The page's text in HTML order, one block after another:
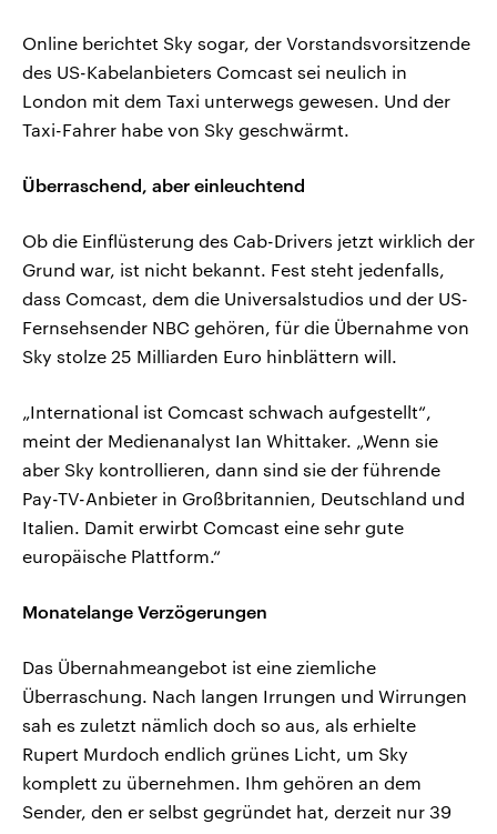
Online berichtet Sky sogar, der Vorstandsvorsitzende
des US-Kabelanbieters Comcast sei neulich in
London mit dem Taxi unterwegs gewesen. Und der
Taxi-Fahrer habe von Sky geschwärmt.
Überraschend, aber einleuchtend
Ob die Einflüsterung des Cab-Drivers jetzt wirklich der
Grund war, ist nicht bekannt. Fest steht jedenfalls,
dass Comcast, dem die Universalstudios und der US-
Fernsehsender NBC gehören, für die Übernahme von
Sky stolze 25 Milliarden Euro hinblättern will.
„International ist Comcast schwach aufgestellt“,
meint der Medienanalyst Ian Whittaker. „Wenn sie
aber Sky kontrollieren, dann sind sie der führende
Pay-TV-Anbieter in Großbritannien, Deutschland und
Italien. Damit erwirbt Comcast eine sehr gute
europäische Plattform.“
Monatelange Verzögerungen
Das Übernahmeangebot ist eine ziemliche
Überraschung. Nach langen Irrungen und Wirrungen
sah es zuletzt nämlich doch so aus, als erhielte
Rupert Murdoch endlich grünes Licht, um Sky
komplett zu übernehmen. Ihm gehören an dem
Sender, den er selbst gegründet hat, derzeit nur 39